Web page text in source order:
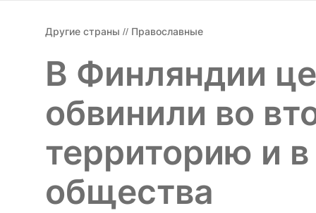
Другие страны // Православные
В Финляндии
обвинили во
территорию и в
общества